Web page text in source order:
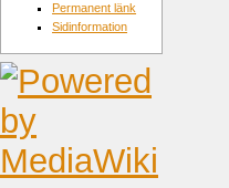
Permanent länk
Sidinformation